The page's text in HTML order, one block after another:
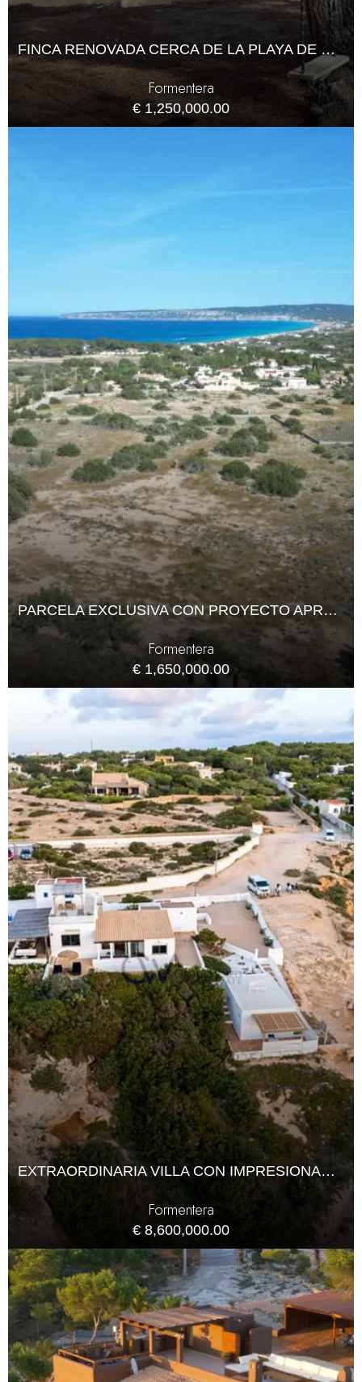
FINCA RENOVADA CERCA DE LA PLAYA DE MIGJORN, FORMENTERA
Formentera
€ 1,250,000.00
PARCELA EXCLUSIVA CON PROYECTO APROBADO EN FORMENTERA
Formentera
€ 1,650,000.00
EXTRAORDINARIA VILLA CON IMPRESIONANTES VISTAS PANORÁMICAS EN FORMENTERA
Formentera
€ 8,600,000.00